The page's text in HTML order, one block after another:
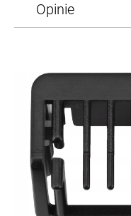
Opinie